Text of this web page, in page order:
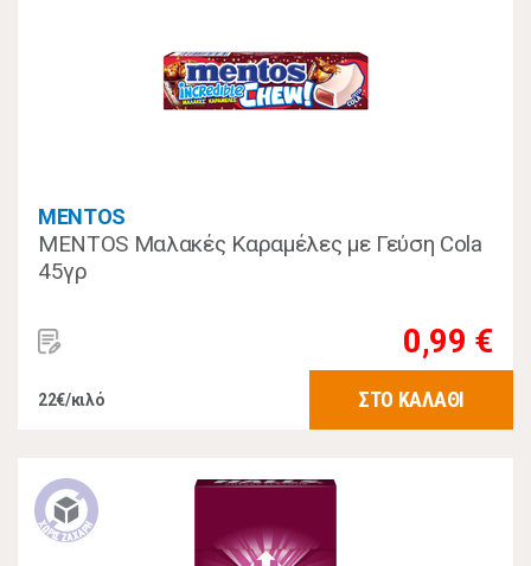
MENTOS
MENTOS Μαλακές Καραμέλες με Γεύση Cola
45γρ
0,99 €
22€/κιλό ΣΤΟ ΚΑΛΑΘΙ